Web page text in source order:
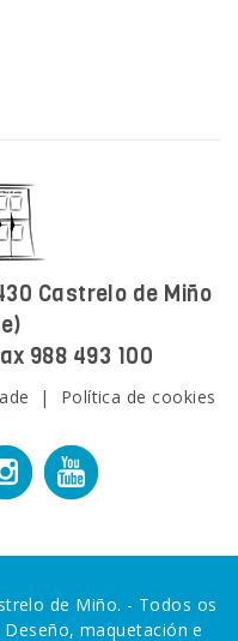
Castrelo de Miño
988 493 100
| Política de cookies
de Miño. - Todos os
Deseño, maquetación e